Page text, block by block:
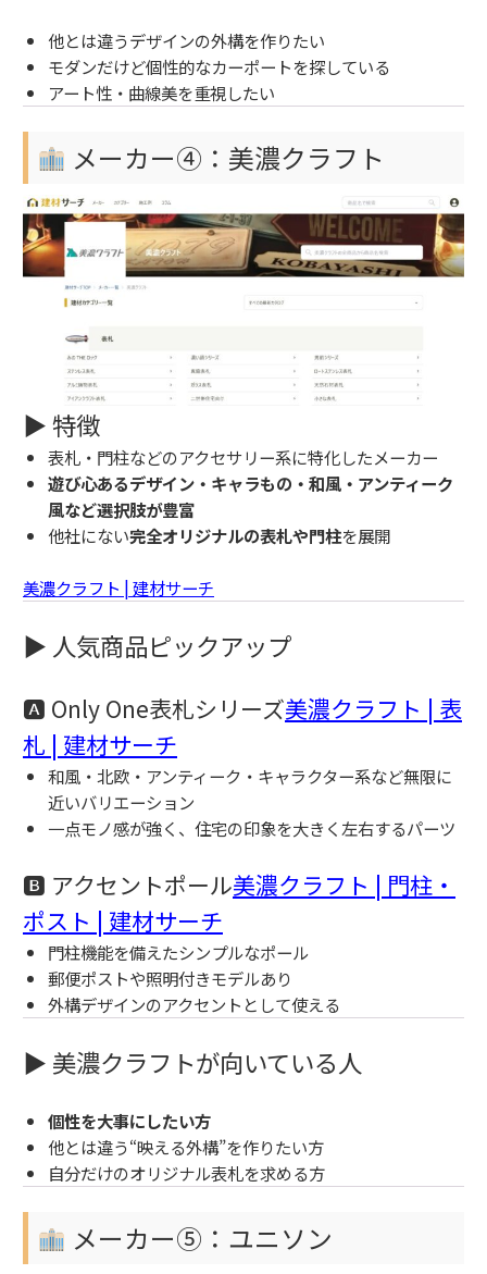
他とは違うデザインの外構を作りたい
モダンだけど個性的なカーポートを探している
アート性・曲線美を重視したい
メーカー④：美濃クラフト
▶ 特徴
表札・門柱などのアクセサリー系に特化したメーカー
遊び心あるデザイン・キャラもの・和風・アンティーク
風など選択肢が豊富
他社にない完全オリジナルの表札や門柱を展開
美濃クラフト | 建材サーチ
▶ 人気商品ピックアップ
🅰 Only One表札シリーズ美濃クラフト | 表
札 | 建材サーチ
和風・北欧・アンティーク・キャラクター系など無限に
近いバリエーション
一点モノ感が強く、住宅の印象を大きく左右するパーツ
🅱 アクセントポール美濃クラフト | 門柱・
ポスト | 建材サーチ
門柱機能を備えたシンプルなポール
郵便ポストや照明付きモデルあり
外構デザインのアクセントとして使える
▶ 美濃クラフトが向いている人
個性を大事にしたい方
他とは違う“映える外構”を作りたい方
自分だけのオリジナル表札を求める方
メーカー⑤：ユニソン